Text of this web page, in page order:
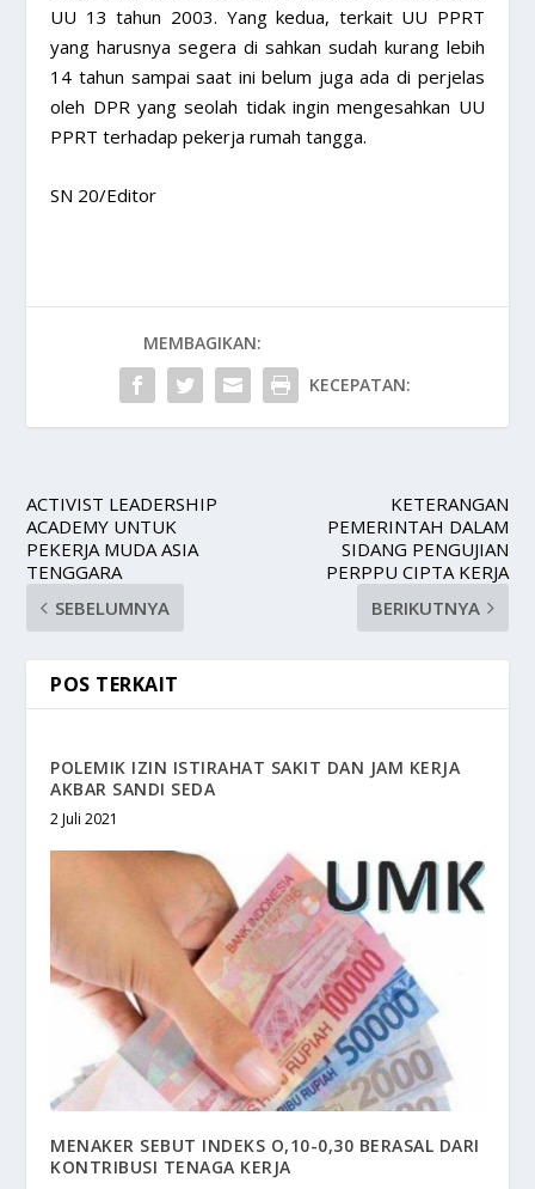
UU 13 tahun 2003. Yang kedua, terkait UU PPRT
yang harusnya segera di sahkan sudah kurang lebih
14 tahun sampai saat ini belum juga ada di perjelas
oleh DPR yang seolah tidak ingin mengesahkan UU
PPRT terhadap pekerja rumah tangga.
SN 20/Editor
MEMBAGIKAN:
KECEPATAN:
ACTIVIST LEADERSHIP
ACADEMY UNTUK
PEKERJA MUDA ASIA
TENGGARA
SEBELUMNYA
KETERANGAN
PEMERINTAH DALAM
SIDANG PENGUJIAN
PERPPU CIPTA KERJA
BERIKUTNYA
POS TERKAIT
POLEMIK IZIN ISTIRAHAT SAKIT DAN JAM KERJA
AKBAR SANDI SEDA
2 Juli 2021
MENAKER SEBUT INDEKS O,10-0,30 BERASAL DARI
KONTRIBUSI TENAGA KERJA